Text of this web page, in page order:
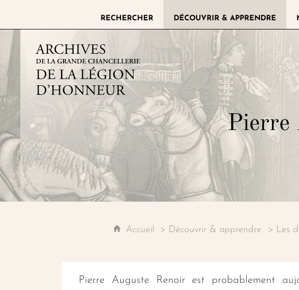
Archives de la grande chancellerie de la
RECHERCHER DÉCOUVRIR & APPRENDRE
Accueil Découvrir & apprendre Les
Pierre
Pierre Auguste Renoir est probablement